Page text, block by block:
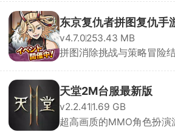
东京复仇者拼图复仇手
v4.7.0253.43 MB
拼图消除挑战与策略冒险
天堂2M台服最新版
v2.2.41 1.69 GB
超高画质的MMO角色扮演